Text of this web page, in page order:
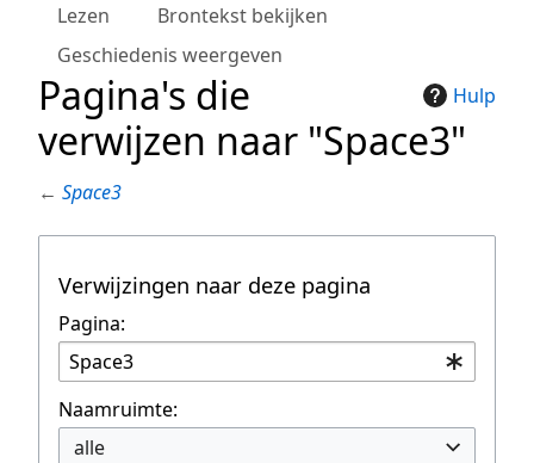
Lezen
Brontekst bekijken
Geschiedenis weergeven
Hulp
Pagina's die
verwijzen naar "Space3"
← Space3
Verwijzingen naar deze pagina
Pagina:
Naamruimte:
alle